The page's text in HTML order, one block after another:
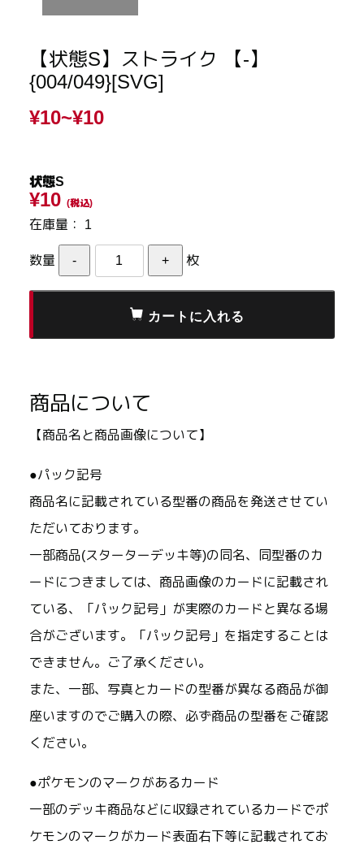
【状態S】ストライク 【-】
{004/049}[SVG]
¥10~¥10
状態S
¥10 (税込)
在庫量： 1
数量 枚
商品について
【商品名と商品画像について】
●パック記号
商品名に記載されている型番の商品を発送させてい
ただいております。
一部商品(スターターデッキ等)の同名、同型番のカ
ードにつきましては、商品画像のカードに記載され
ている、「パック記号」が実際のカードと異なる場
合がございます。「パック記号」を指定することは
できません。ご了承ください。
また、一部、写真とカードの型番が異なる商品が御
座いますのでご購入の際、必ず商品の型番をご確認
ください。
●ポケモンのマークがあるカード
一部のデッキ商品などに収録されているカードでポ
ケモンのマークがカード表面右下等に記載されてお